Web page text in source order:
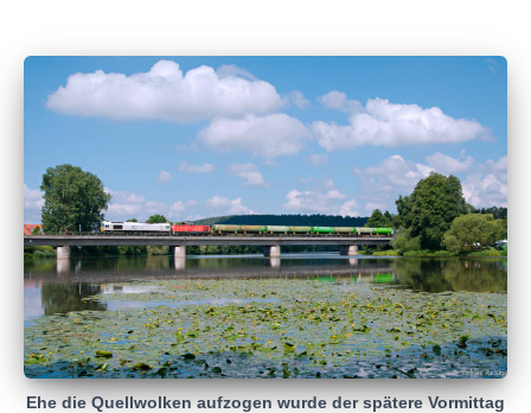
Ehe die Quellwolken aufzogen wurde der spätere Vormittag